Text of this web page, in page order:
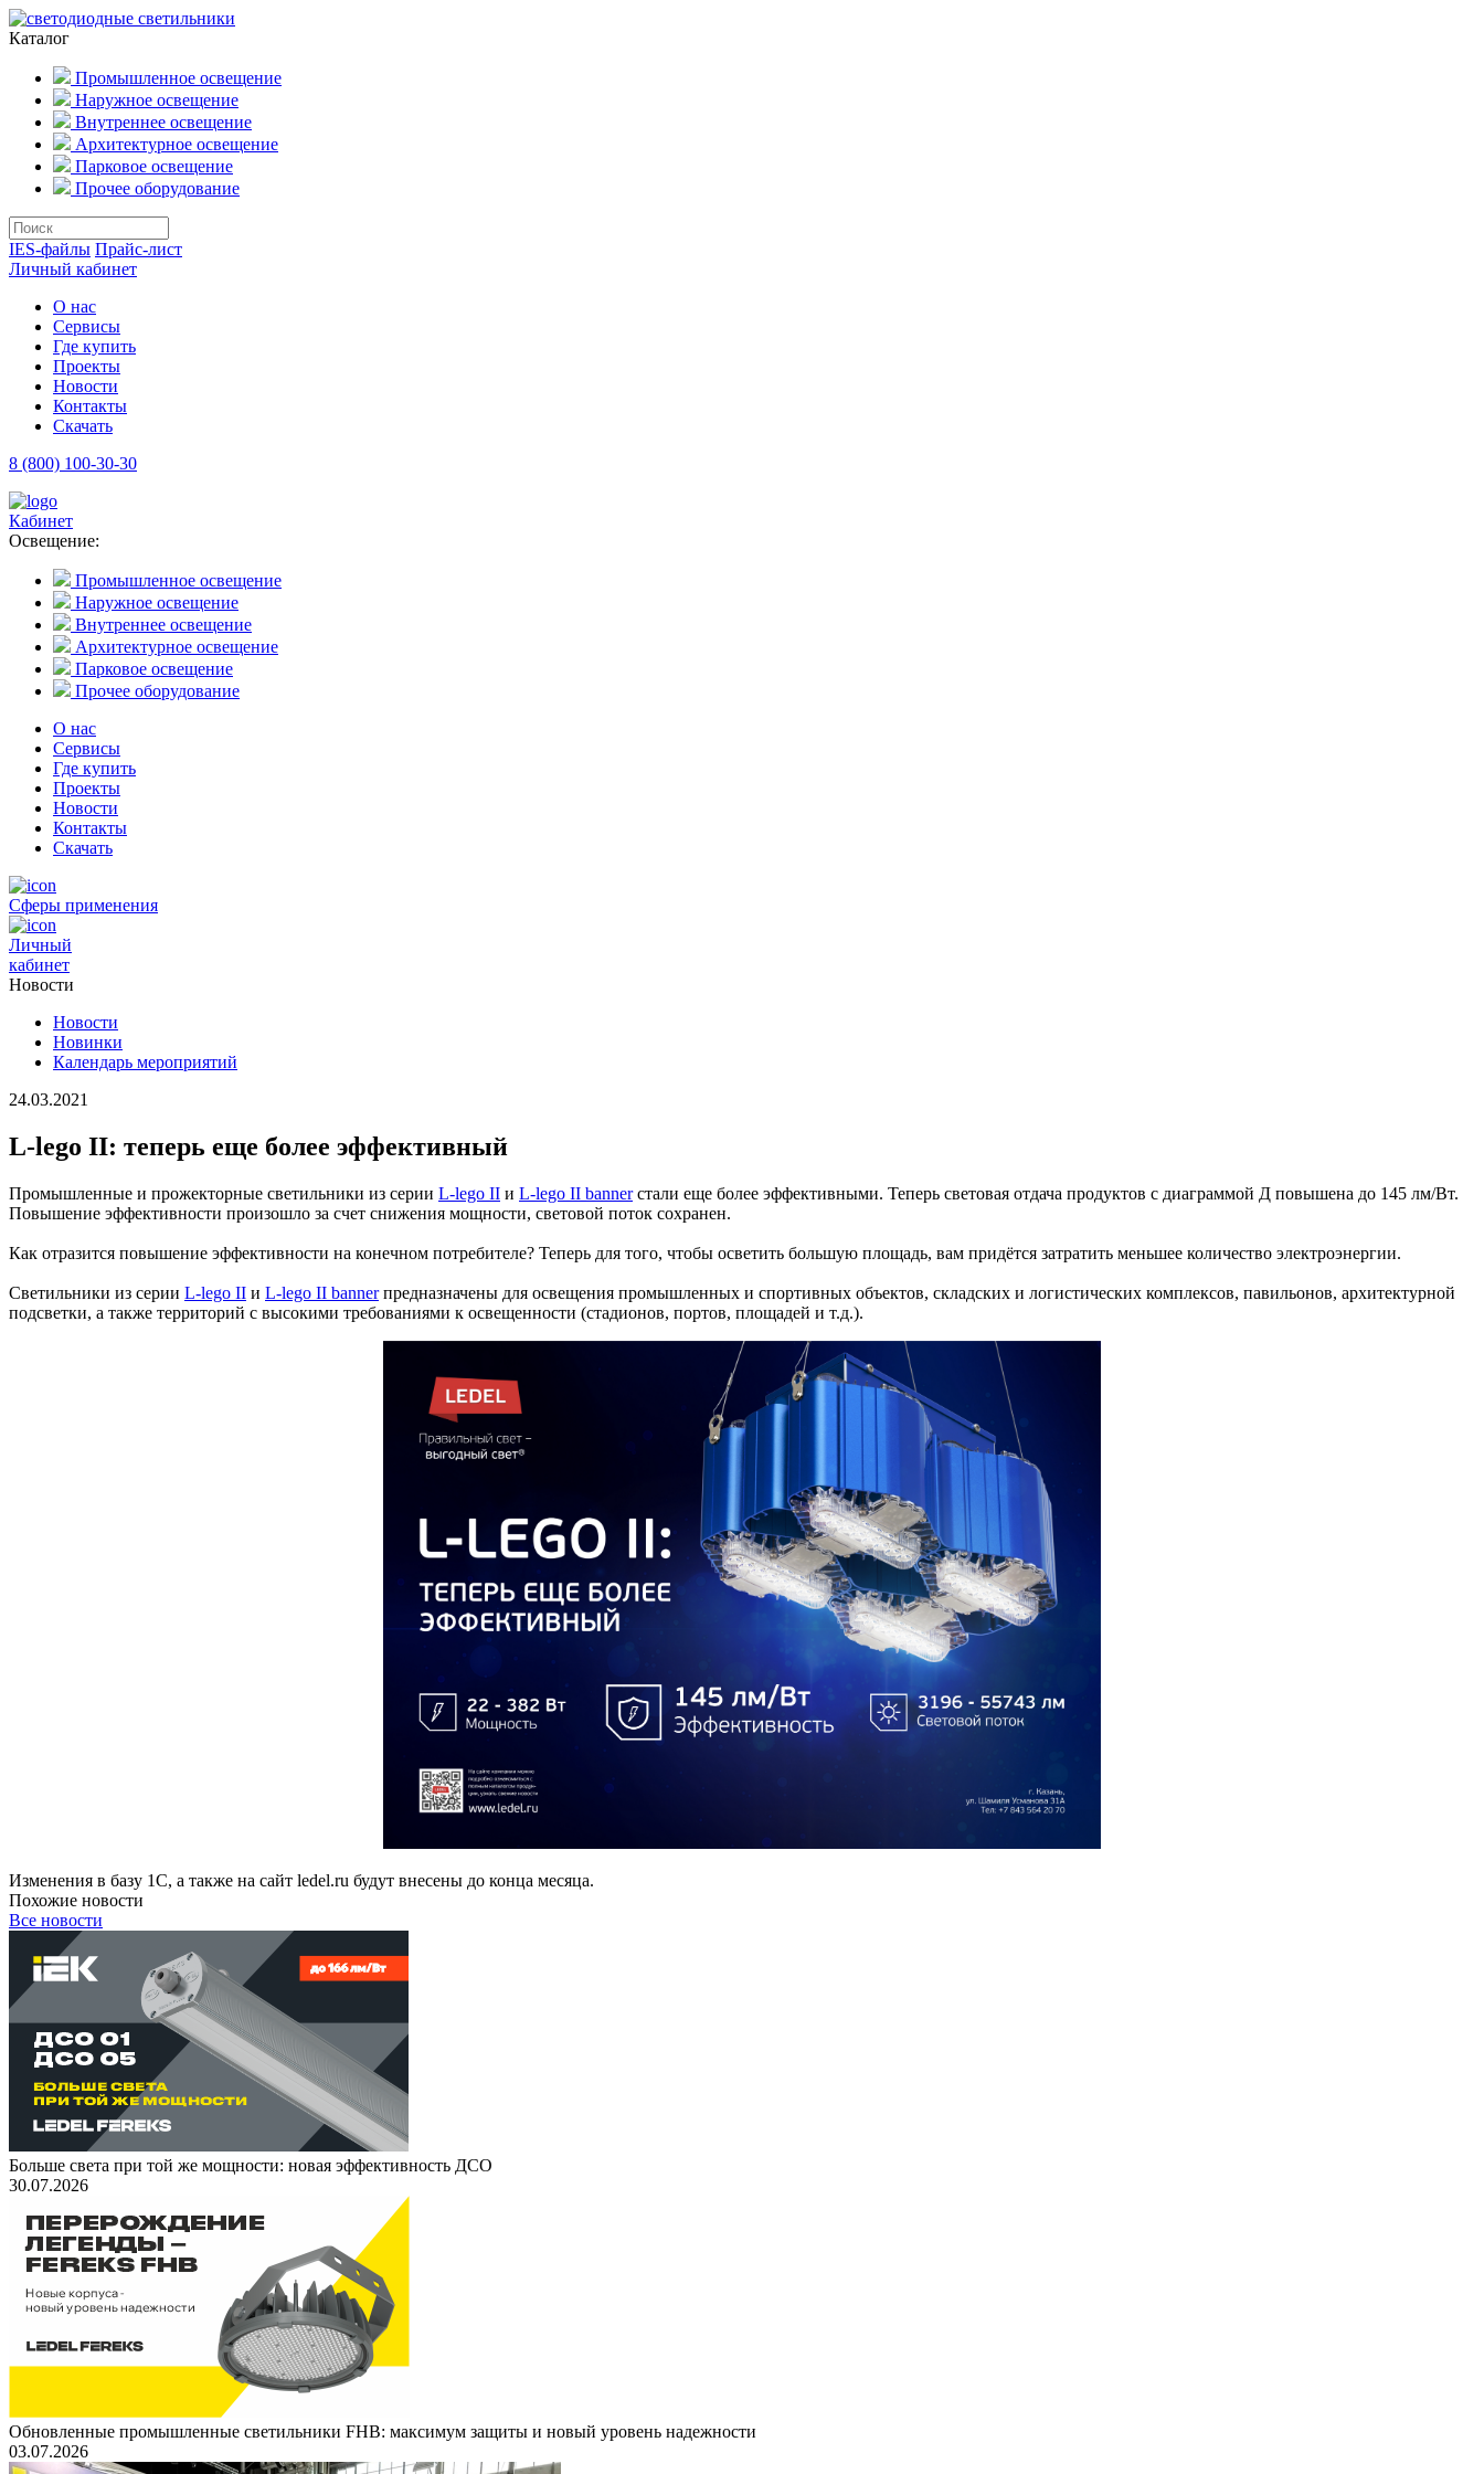
Каталог
Промышленное освещение
Наружное освещение
Внутреннее освещение
Архитектурное освещение
Парковое освещение
Прочее оборудование
IES-файлы Прайс-лист
Личный кабинет
О нас
Сервисы
Где купить
Проекты
Новости
Контакты
Скачать
8 (800) 100-30-30
Кабинет
Освещение:
Промышленное освещение
Наружное освещение
Внутреннее освещение
Архитектурное освещение
Парковое освещение
Прочее оборудование
О нас
Сервисы
Где купить
Проекты
Новости
Контакты
Скачать
Сферы применения
Личный
кабинет
Новости
Новости
Новинки
Календарь мероприятий
24.03.2021
L-lego II: теперь еще более эффективный
Промышленные и прожекторные светильники из серии L-lego II и L-lego II bannerстали еще более эффективными. Теперь световая отдача продуктов с диаграммой Д повышена до 145 лм/Вт.
Повышение эффективности произошло за счет снижения мощности, световой поток сохранен.
Как отразится повышение эффективности на конечном потребителе? Теперь для того, чтобы осветить большую площадь, вам придётся затратить меньшее количество электроэнергии.
Светильники из серии L-lego II и L-lego II bannerпредназначены для освещения промышленных и спортивных объектов, складских и логистических комплексов, павильонов, архитектурной
подсветки, а также территорий с высокими требованиями к освещенности (стадионов, портов, площадей и т.д.).
Изменения в базу 1C, а также на сайт ledel.ru будут внесены до конца месяца.
Похожие новости
Все новости
Больше света при той же мощности: новая эффективность ДСО
30.07.2026
Обновленные промышленные светильники FHB: максимум защиты и новый уровень надежности
03.07.2026